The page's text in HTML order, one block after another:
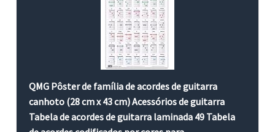
QMG Pôster de família de acordes de guitarra
canhoto (28 cm x 43 cm) Acessórios de guitarra
Tabela de acordes de guitarra laminada 49 Tabela